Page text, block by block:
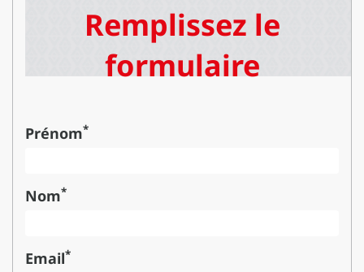
Remplissez le
formulaire
Prénom*
Nom*
Email*